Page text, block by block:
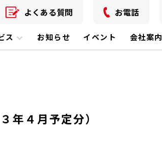
ス お知らせ イベント 会社案内
よくある質問 お電話
年４月予定分）